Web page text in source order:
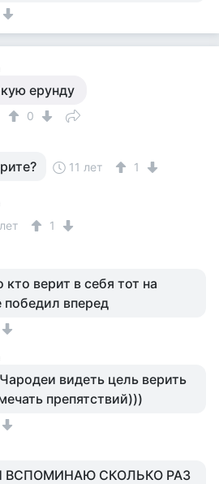
ерунду
0
11 лет 1
1
верит в себя тот на
вперед
видеть цель верить
препятствий)))
ВСПОМИНАЮ СКОЛЬКО РАЗ